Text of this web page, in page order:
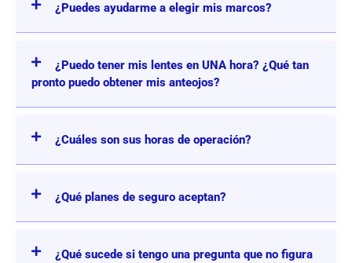
¿Puedes ayudarme a elegir mis marcos?
¿Puedo tener mis lentes en UNA hora? ¿Qué tan
pronto puedo obtener mis anteojos?
¿Cuáles son sus horas de operación?
¿Qué planes de seguro aceptan?
¿Qué sucede si tengo una pregunta que no figura